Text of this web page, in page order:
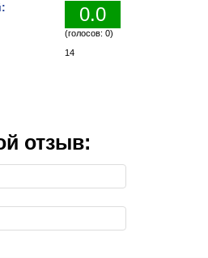
0.0
(голосов: 0)
14
отзыв: